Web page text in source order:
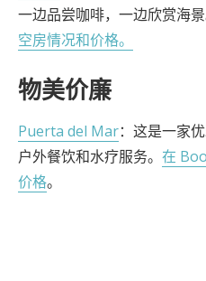
一边品尝咖啡，一边欣赏海景
空房情况和价格。
物美价廉
Puerta del Mar：这是一家
户外餐饮和水疗服务。 在
价格。